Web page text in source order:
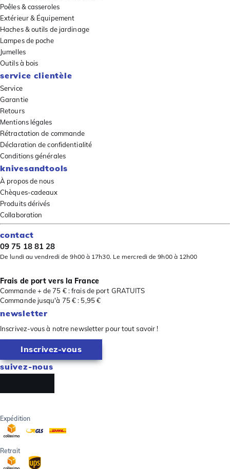
Poêles & casseroles
Extérieur & Équipement
Haches & outils de jardinage
Lampes de poche
Jumelles
Outils à bois
service clientèle
Service
Garantie
Retours
Mentions légales
Rétractation de commande
Déclaration de confidentialité
Conditions générales
knivesandtools
À propos de nous
Chèques-cadeaux
Produits dérivés
Collaboration
contact
09 75 18 81 28
De lundi au vendredi de 9h00 à 17h30. Le mercredi de 9h00 à 12h00
Frais de port vers la France
Commande + de 75 € : frais de port GRATUITS
Commande jusqu'à 75 € : 5,95 €
newsletter
Inscrivez-vous à notre newsletter pour tout savoir !
Inscrivez-vous
suivez-nous
Expédition
Retrait